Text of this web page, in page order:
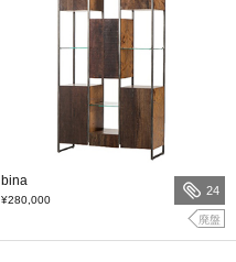
bina
¥280,000
24
廃盤